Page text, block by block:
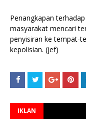
Penangkapan
masyarakat mencari
penyisiran ke tempat-
kepolisian. (jef)
IKLAN